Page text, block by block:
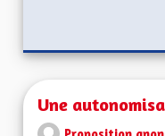
Une